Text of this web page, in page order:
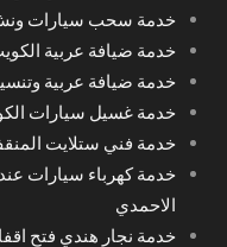
خدمة سحب سيارات
خدمة ضيافة عربية الكويت 66875552 خدمة
خدمة ضيافة عربية
خدمة غسيل سيارات
خدمة فني ستلايت
خدمة كهرباء سيارات
الاحمدي
خدمة نجار هندي فتح